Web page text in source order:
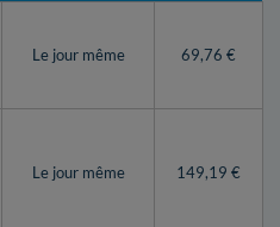
Le jour même 69,76 €
Le jour même 149,19 €